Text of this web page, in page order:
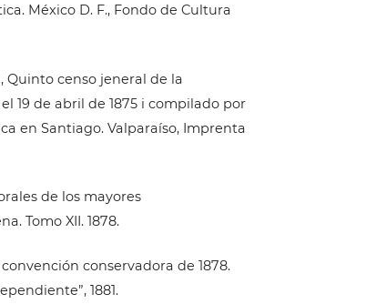
México D. F., Fondo de Cultura
Quinto censo jeneral de la
19 de abril de 1875 i compilado por
en Santiago. Valparaíso, Imprenta
de los mayores
Tomo XII. 1878.
conservadora de 1878.
1881.